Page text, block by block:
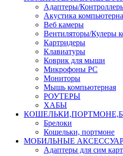
Адаптеры/
Акустика
Веб камеры
Вентиляторы/Кулеры
Картридеры
Клавиатуры
Коврик для мыши
Микрофоны PC
Мониторы
Мышь компьютерная
РОУТЕРЫ
ХАБЫ
Брелоки
Кошельки, портмоне
МОБИЛЬНЫЕ
Адаптеры для сим карт